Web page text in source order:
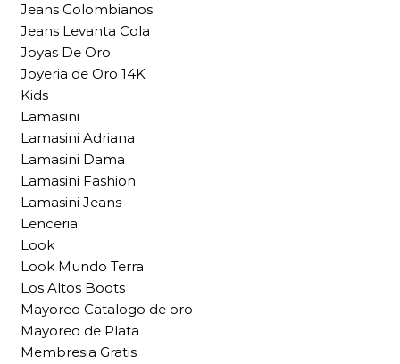
Jeans Colombianos
Jeans Levanta Cola
Joyas De Oro
Joyeria de Oro 14K
Kids
Lamasini
Lamasini Adriana
Lamasini Dama
Lamasini Fashion
Lamasini Jeans
Lenceria
Look
Look Mundo Terra
Los Altos Boots
Mayoreo Catalogo de oro
Mayoreo de Plata
Membresia Gratis